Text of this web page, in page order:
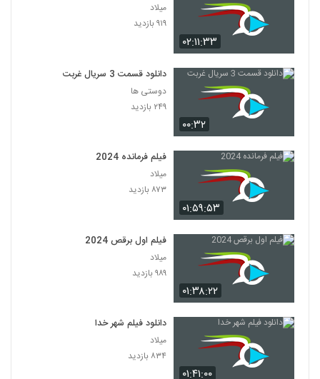
۰۲:۱۱:۳۳
میلاد
۹۱۹ بازدید
۰۰:۳۲
دانلود قسمت 3 سریال غربت
دوستی ها
۲۴۹ بازدید
۰۱:۵۹:۵۳
فیلم فرمانده 2024
میلاد
۸۷۳ بازدید
۰۱:۳۸:۲۲
فیلم اول برقص 2024
میلاد
۹۸۹ بازدید
۰۱:۴۱:۰۰
دانلود فیلم شهر خدا
میلاد
۸۳۴ بازدید